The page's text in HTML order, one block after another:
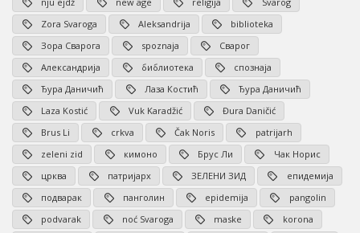
Zora Svaroga
Aleksandrija
biblioteka
Зора Сварога
spoznaja
Сварог
Александрија
библиотека
спознаја
Ђура Даничић
Лаза Костић
Ђура Даничић
Laza Kostić
Vuk Karadžić
Đura Daničić
Brus Li
crkva Čak Noris
patrijarh
zeleni zid
кимоно Брус Ли
Чак Норис
црква
патријарх ЗЕЛЕНИ ЗИД
епидемија
подварак
панголин epidemija
pangolin
podvarak
noć Svaroga maske
korona